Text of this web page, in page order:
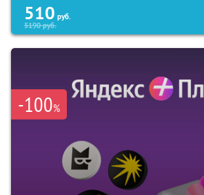
510 руб.
5190руб.
-100%